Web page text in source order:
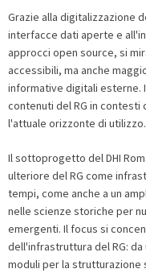
Grazie alla digitalizzazione
interfacce dati aperte e
approcci open source, si
accessibili, ma anche
informative digitali esterne.
contenuti del RG in
l'attuale orizzonte di utilizzo.
Il sottoprogetto del DHI
ulteriore del RG come
tempi, come anche a un
nelle scienze storiche per
emergenti. Il focus si
dell'infrastruttura del RG:
moduli per la strutturazione